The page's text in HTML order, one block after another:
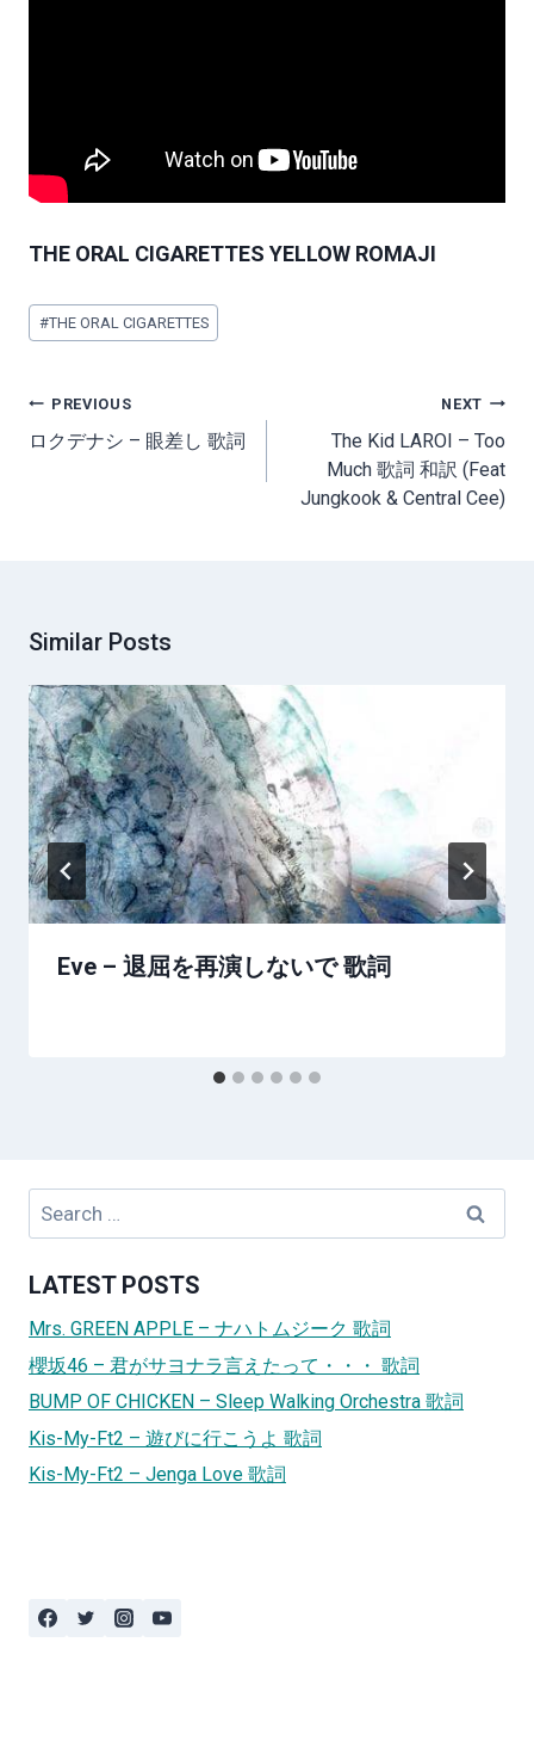
THE ORAL CIGARETTES YELLOW ROMAJI
Post
Tags:
#THE ORAL CIGARETTES
Post
navigation
PREVIOUS
ロクデナシ – 眼差し 歌詞
NEXT
The Kid LAROI – Too
Much 歌詞 和訳 (Feat
Jungkook & Central Cee)
Similar Posts
Eve – 退屈を再演しないで 歌詞
Search
LATEST POSTS
Mrs. GREEN APPLE – ナハトムジーク 歌詞
櫻坂46 – 君がサヨナラ言えたって・・・ 歌詞
BUMP OF CHICKEN – Sleep Walking Orchestra 歌詞
Kis-My-Ft2 – 遊びに行こうよ 歌詞
Kis-My-Ft2 – Jenga Love 歌詞